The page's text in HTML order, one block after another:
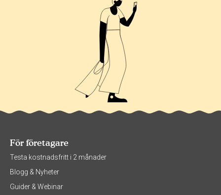
För företagare
Testa kostnadsfritt i 2 månader
Blogg & Nyheter
Guider & Webinar